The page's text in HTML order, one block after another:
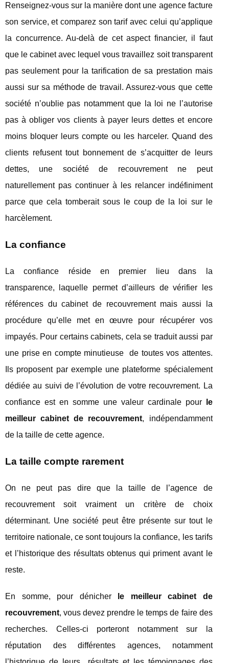
Renseignez-vous sur la manière dont une agence facture
son service, et comparez son tarif avec celui qu’applique
la concurrence. Au-delà de cet aspect financier, il faut
que le cabinet avec lequel vous travaillez soit transparent
pas seulement pour la tarification de sa prestation mais
aussi sur sa méthode de travail. Assurez-vous que cette
société n’oublie pas notamment que la loi ne l’autorise
pas à obliger vos clients à payer leurs dettes et encore
moins bloquer leurs compte ou les harceler. Quand des
clients refusent tout bonnement de s’acquitter de leurs
dettes, une société de recouvrement ne peut
naturellement pas continuer à les relancer indéfiniment
parce que cela tomberait sous le coup de la loi sur le
harcèlement.
La confiance
La confiance réside en premier lieu dans la
transparence, laquelle permet d’ailleurs de vérifier les
références du cabinet de recouvrement mais aussi la
procédure qu’elle met en œuvre pour récupérer vos
impayés. Pour certains cabinets, cela se traduit aussi par
une prise en compte minutieuse de toutes vos attentes.
Ils proposent par exemple une plateforme spécialement
dédiée au suivi de l’évolution de votre recouvrement. La
confiance est en somme une valeur cardinale pour
le
meilleur cabinet de recouvrement, indépendamment
de la taille de cette agence.
La taille compte rarement
On ne peut pas dire que la taille de l’agence de
recouvrement soit vraiment un critère de choix
déterminant. Une société peut être présente sur tout le
territoire nationale, ce sont toujours la confiance, les tarifs
et l’historique des résultats obtenus qui priment avant le
reste.
En somme, pour dénicher
le meilleur cabinet de
recouvrement, vous devez prendre le temps de faire des
recherches. Celles-ci porteront notamment sur la
réputation des différentes agences, notamment